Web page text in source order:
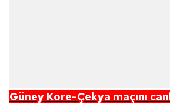
Güney Kore-Çekya maçını